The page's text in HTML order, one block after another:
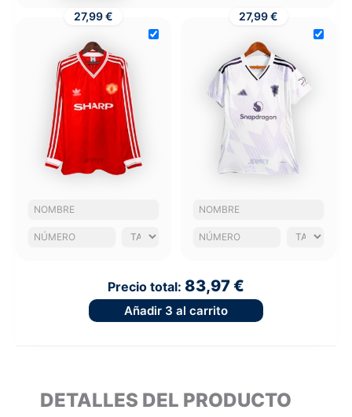
27,99 € 27,99 €
Precio total: 83,97 €
Añadir 3 al carrito
DETALLES DEL PRODUCTO